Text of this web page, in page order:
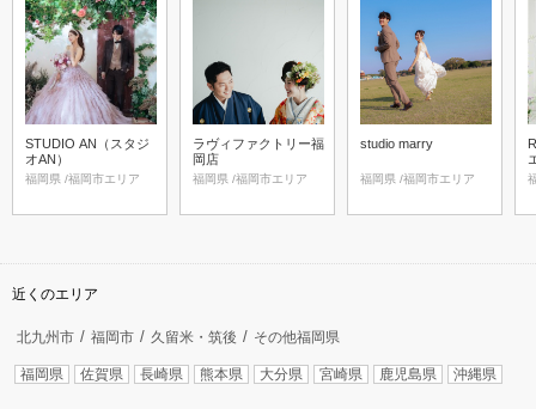
STUDIO AN（スタジ
オAN）
福岡県 /福岡市エリア
ラヴィファクトリー福
岡店
福岡県 /福岡市エリア
studio marry
福岡県 /福岡市エリア
近くのエリア
北九州市 福岡市 久留米・筑後 その他福岡県
福岡県 佐賀県 長崎県 熊本県 大分県 宮崎県 鹿児島県 沖縄県